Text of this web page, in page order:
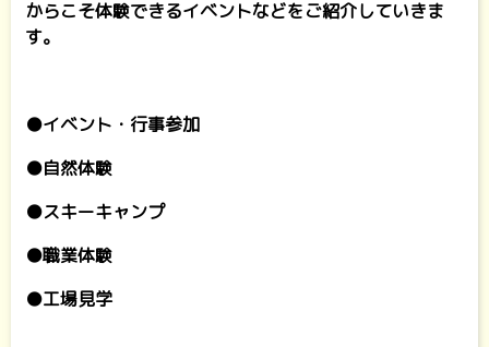
からこそ体験できるイベントなどをご紹介していきま
す。
●イベント・行事参加
●自然体験
●スキーキャンプ
●職業体験
●工場見学